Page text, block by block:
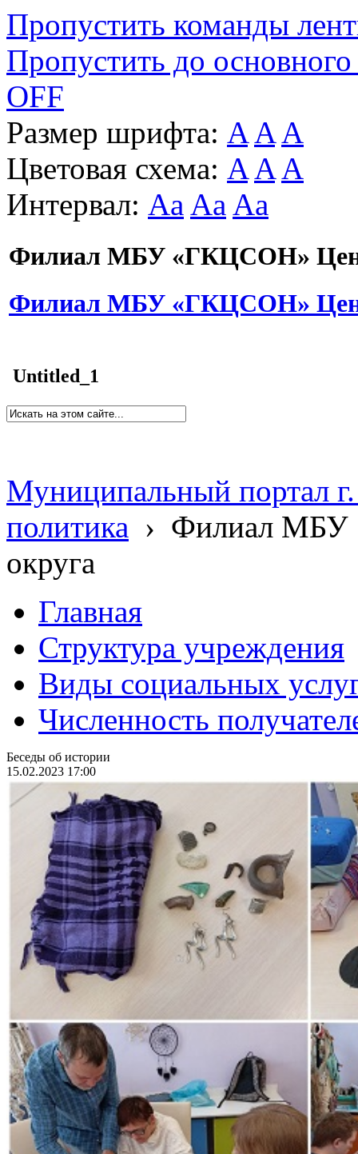
Пропустить команды
Пропустить до основного
OFF
Размер шрифта: A A A
Цветовая схема: A A A
Интервал: Aa Aa Aa
Филиал МБУ «ГКЦСОН»
Филиал МБУ «ГКЦСОН»
Untitled_1
Муниципальный портал
политика › Филиал МБУ
округа
Главная
Структура учреждения
Виды социальных
Численность
Беседы об истории
15.02.2023 17:00